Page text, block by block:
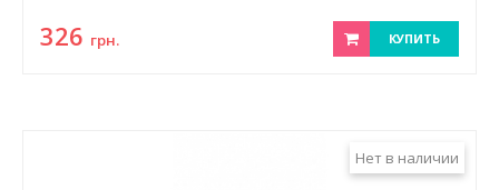
326 грн. КУПИТЬ
Нет в наличии